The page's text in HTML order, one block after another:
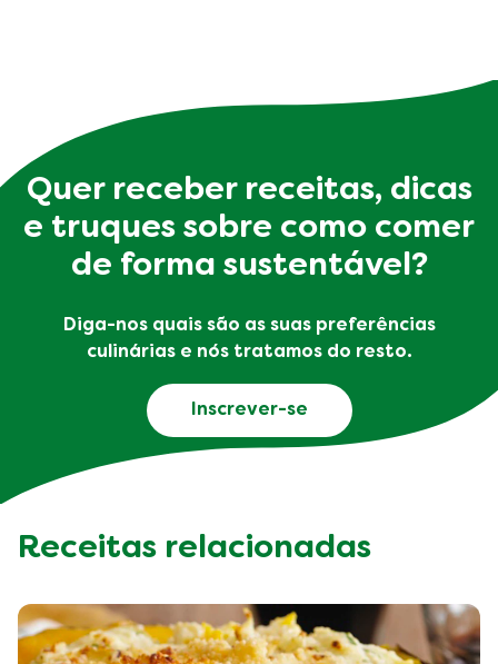
Quer receber receitas, dicas
e truques sobre como comer
de forma sustentável?
Diga-nos quais são as suas preferências
culinárias e nós tratamos do resto.
Inscrever-se
Receitas relacionadas